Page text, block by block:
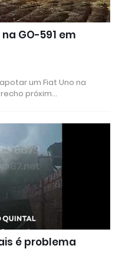
GO-591 em
um Fiat Uno na
próxim…
é problema